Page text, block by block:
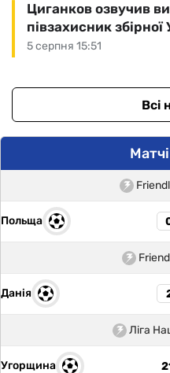
5 серпня 15:51
Циганков озвучив
півзахисник збірної
Всі
Польща
Данія
Ліга
Угорщина